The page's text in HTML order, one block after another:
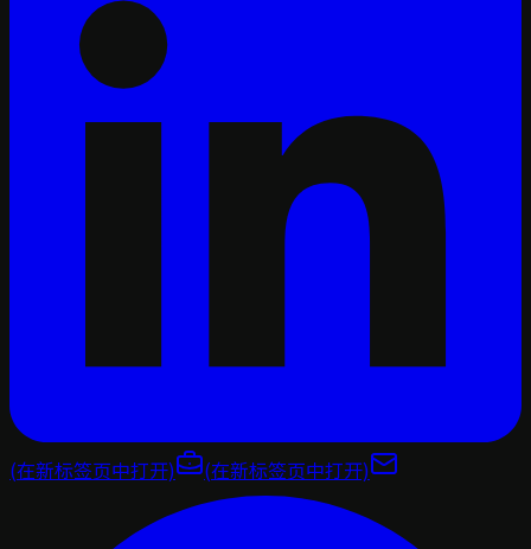
(在新标签页中打开) (在新标签页中打开)